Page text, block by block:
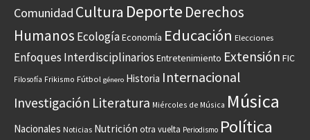
Comunidad Cultura Deporte Derechos
Humanos EcologíaEconomía Educación Elecciones
Enfoques Interdisciplinarios Entretenimiento Extensión FIC
Filosofía Frikismo Fútbol género Historia Internacional
Investigación Literatura Miércoles de Música Música
Nacionales Noticias Nutrición otra vuelta Periodismo Política